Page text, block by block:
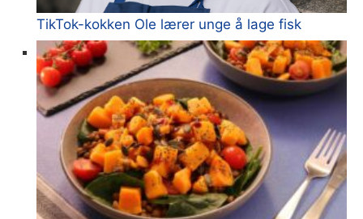
TikTok-kokken Ole lærer unge å lage fisk